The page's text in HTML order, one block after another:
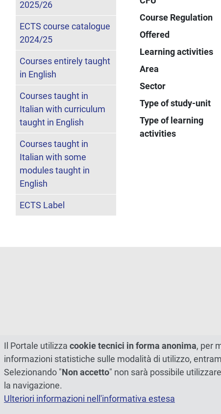
Course Regulation
Offered
Learning activities
Area
Sector
Type of study-unit
Type of learning
activities
2025/26
ECTS course catalogue
2024/25
Courses entirely taught
in English
Courses taught in
Italian with curriculum
taught in English
Courses taught in
Italian with some
modules taught in
English
ECTS Label
Il Portale utilizza cookie tecnici in forma anonima, per
informazioni statistiche sulle modalità di utilizzo,
Selezionando "Non accetto" non sarà possibile
la navigazione.
Ulteriori informazioni nell'informativa estesa